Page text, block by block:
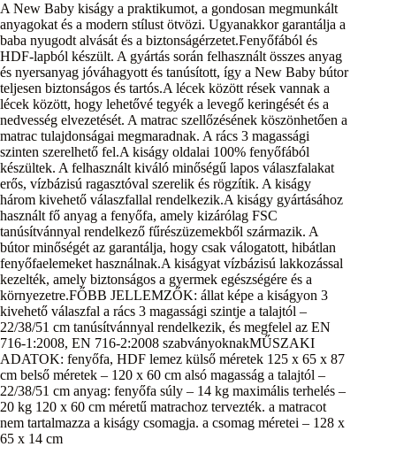
A New Baby kiságy a praktikumot, a gondosan megmunkált
anyagokat és a modern stílust ötvözi. Ugyanakkor garantálja a
baba nyugodt alvását és a biztonságérzetet.Fenyőfából és
HDF-lapból készült. A gyártás során felhasznált összes anyag
és nyersanyag jóváhagyott és tanúsított, így a New Baby bútor
teljesen biztonságos és tartós.A lécek között rések vannak a
lécek között, hogy lehetővé tegyék a levegő keringését és a
nedvesség elvezetését. A matrac szellőzésének köszönhetően a
matrac tulajdonságai megmaradnak. A rács 3 magassági
szinten szerelhető fel.A kiságy oldalai 100% fenyőfából
készültek. A felhasznált kiváló minőségű lapos válaszfalakat
erős, vízbázisú ragasztóval szerelik és rögzítik. A kiságy
három kivehető válaszfallal rendelkezik.A kiságy gyártásához
használt fő anyag a fenyőfa, amely kizárólag FSC
tanúsítvánnyal rendelkező fűrészüzemekből származik. A
bútor minőségét az garantálja, hogy csak válogatott, hibátlan
fenyőfaelemeket használnak.A kiságyat vízbázisú lakkozással
kezelték, amely biztonságos a gyermek egészségére és a
környezetre.FŐBB JELLEMZŐK: állat képe a kiságyon 3
kivehető válaszfal a rács 3 magassági szintje a talajtól –
22/38/51 cm tanúsítvánnyal rendelkezik, és megfelel az EN
716-1:2008, EN 716-2:2008 szabványoknakMŰSZAKI
ADATOK: fenyőfa, HDF lemez külső méretek 125 x 65 x 87
cm belső méretek – 120 x 60 cm alsó magasság a talajtól –
22/38/51 cm anyag: fenyőfa súly – 14 kg maximális terhelés –
20 kg 120 x 60 cm méretű matrachoz tervezték. a matracot
nem tartalmazza a kiságy csomagja. a csomag méretei – 128 x
65 x 14 cm